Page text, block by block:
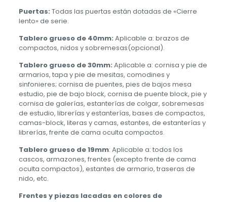
Puertas: Todas las puertas están dotadas de «Cierre
lento» de serie.
Tablero grueso de 40mm: Aplicable a: brazos de
compactos, nidos y sobremesas(opcional).
Tablero grueso de 30mm: Aplicable a: cornisa y pie de
armarios, tapa y pie de mesitas, comodines y
sinfonieres; cornisa de puentes, pies de bajos mesa
estudio, pie de bajo block, cornisa de puente block, pie y
cornisa de galerías, estanterías de colgar, sobremesas
de estudio, librerías y estanterías, bases de compactos,
camas-block, literas y camas, estantes, de estanterías y
librerías, frente de cama oculta compactos.
Tablero grueso de 19mm: Aplicable a: todos los
cascos, armazones, frentes (excepto frente de cama
oculta compactos), estantes de armario, traseras de
nido, etc.
Frentes y piezas lacadas en colores de